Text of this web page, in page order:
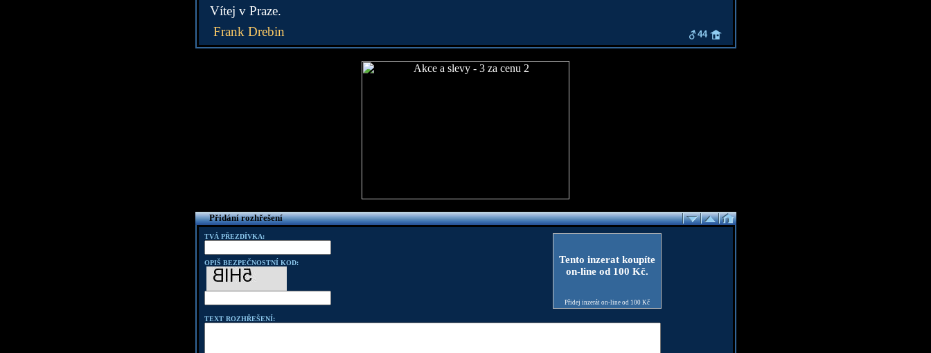
Vítej v Praze.
Frank Drebin
44
Přidání rozhřešení
TVÁ PŘEZDÍVKA:
OPIŠ BEZPEČNOSTNÍ KOD:
Tento inzerat koupíte
on-line od 100 Kč.
Přidej inzerát on-line od 100 Kč
TEXT ROZHŘEŠENÍ: